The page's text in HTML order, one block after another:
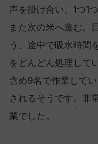
声を掛け合い、1つ1
また次の米へ進む。
う、途中で吸水時間
をどんどん処理して
含め9名で作業して
されるそうです。非
業でした。